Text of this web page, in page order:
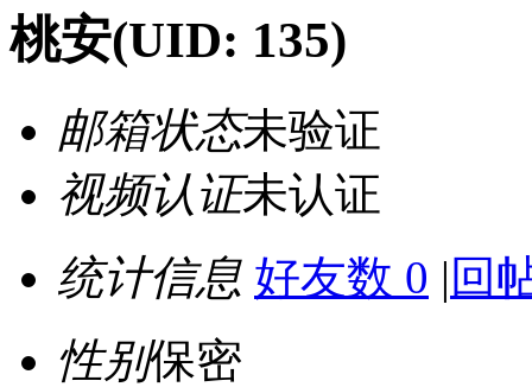
桃安(UID: 135)
邮箱状态未验证
视频认证未认证
统计信息 好友数 0 | 回
性别保密